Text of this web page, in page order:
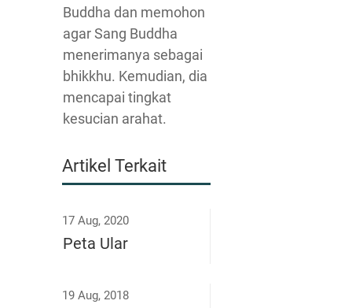
Buddha dan memohon
agar Sang Buddha
menerimanya sebagai
bhikkhu. Kemudian, dia
mencapai tingkat
kesucian arahat.
Artikel Terkait
17 Aug, 2020
Peta Ular
19 Aug, 2018